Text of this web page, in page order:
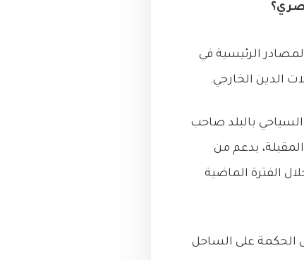
الرئيسية في
الدين الخارجي.
بالبلد صاحب
بدعم من
الفترة الماضية
الحكمة على الساحل